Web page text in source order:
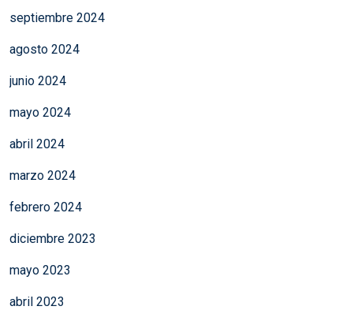
septiembre 2024
agosto 2024
junio 2024
mayo 2024
abril 2024
marzo 2024
febrero 2024
diciembre 2023
mayo 2023
abril 2023